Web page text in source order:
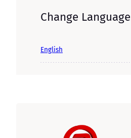
Change
English